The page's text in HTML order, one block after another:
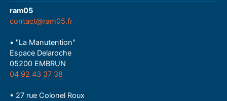
ram05
contact@ram05.fr
• "La Manutention"
Espace Delaroche
05200 EMBRUN
04 92 43 37 38
• 27 rue Colonel Roux